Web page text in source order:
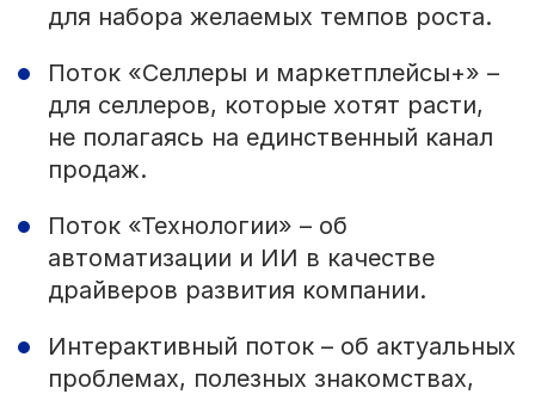
для набора желаемых темпов роста.
Поток «Селлеры и маркетплейсы+» –
для селлеров, которые хотят расти,
не полагаясь на единственный канал
продаж.
Поток «Технологии» – об
автоматизации и ИИ в качестве
драйверов развития компании.
Интерактивный поток – об актуальных
проблемах, полезных знакомствах,